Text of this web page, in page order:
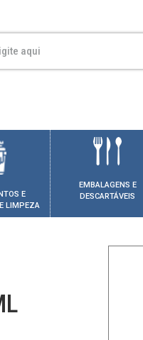
E
LIMPEZA
EMBALAGENS E
DESCARTÁVEIS